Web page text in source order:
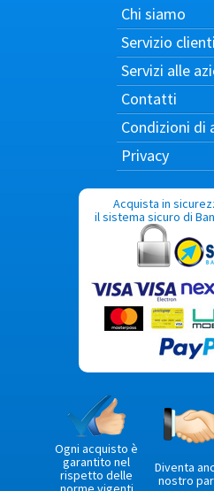
Chi siamo
Servizio clienti
Servizi alle
Contatti
Condizioni di
Privacy
Acquista in
il sistema sicuro di
Ogni acquisto è
garantito nel
rispetto delle
Diventa
nostro